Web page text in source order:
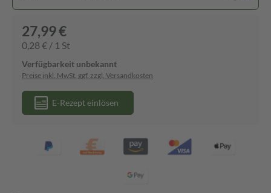
27,99 €
0,28 € / 1 St
Verfügbarkeit unbekannt
Preise inkl. MwSt. ggf. zzgl. Versandkosten
E-Rezept einlösen